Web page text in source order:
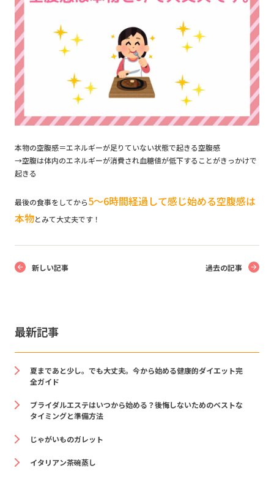
本物の空腹感＝エネルギーが足りていない状態で起きる空腹感
→空腹は体内のエネルギーが消費され血糖値が低下することがきっかけで
起きる
最後の食事をしてから5〜6時間経過して感じ始める空腹感は
本物とみて大丈夫です！
新しい記事 過去の記事
最新記事
夏まであと少し。でも大丈夫。今から始める健康的ダイエット完
全ガイド
ブライダルエステはいつから始める？後悔しないためのベストな
タイミングと準備方法
じゃがいものガレット
イタリアン茶碗蒸し